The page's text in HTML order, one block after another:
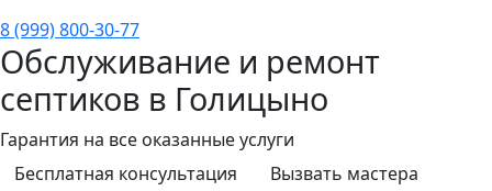
8 (999) 800-30-77
Обслуживание и ремонт
септиков в Голицыно
Гарантия на все оказанные услуги
Бесплатная консультация
Вызвать мастера